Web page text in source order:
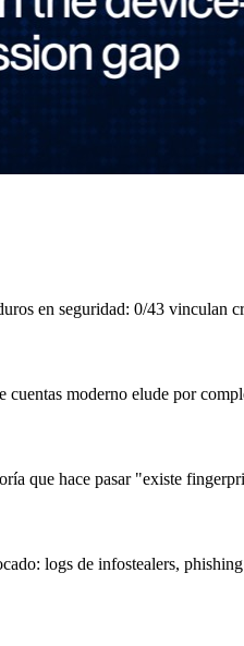
en seguridad: 0/43
moderno elude por
que hace pasar "existe
logs de infostealers,